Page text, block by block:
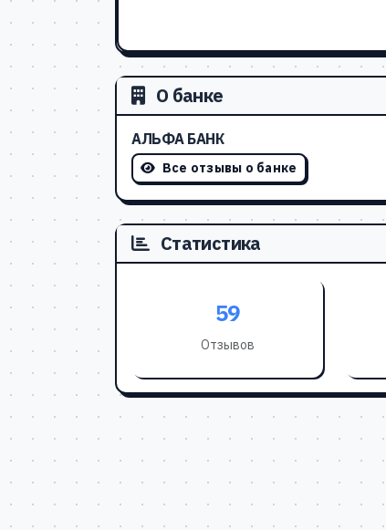
О банке
АЛЬФА БАНК
Все отзывы о банке
Статистика
59
Отзывов